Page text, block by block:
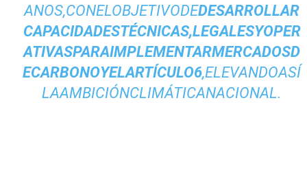
ANOS,CONELOBJETIVODEDESARROLLAR
CAPACIDADESTÉCNICAS,LEGALESYOPER
ATIVASPARAIMPLEMENTARMERCADOSD
ECARBONOYELARTÍCULO6,ELEVANDOASÍ
LAAMBICIÓNCLIMÁTICANACIONAL.